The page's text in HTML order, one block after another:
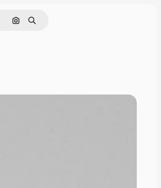
画像で検索
検索